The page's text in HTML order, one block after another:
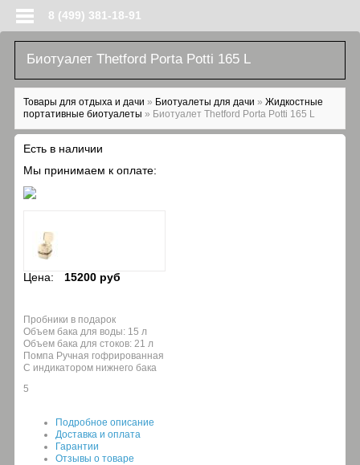
8 (499) 381-18-91
Биотуалет Thetford Porta Potti 165 L
Вы здесь
Товары для отдыха и дачи » Биотуалеты для дачи » Жидкостные
портативные биотуалеты » Биотуалет Thetford Porta Potti 165 L
Есть в наличии
Мы принимаем к оплате:
Цена: 15200 руб
Пробники в подарок
Объем бака для воды: 15 л
Объем бака для стоков: 21 л
Помпа Ручная гофрированная
C индикатором нижнего бака
5
Подробное описание
Доставка и оплата
Гарантии
Отзывы о товаре